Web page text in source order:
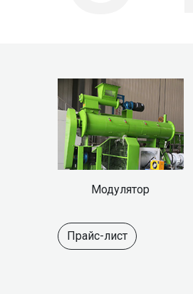
Модулятор
Прайс-лист